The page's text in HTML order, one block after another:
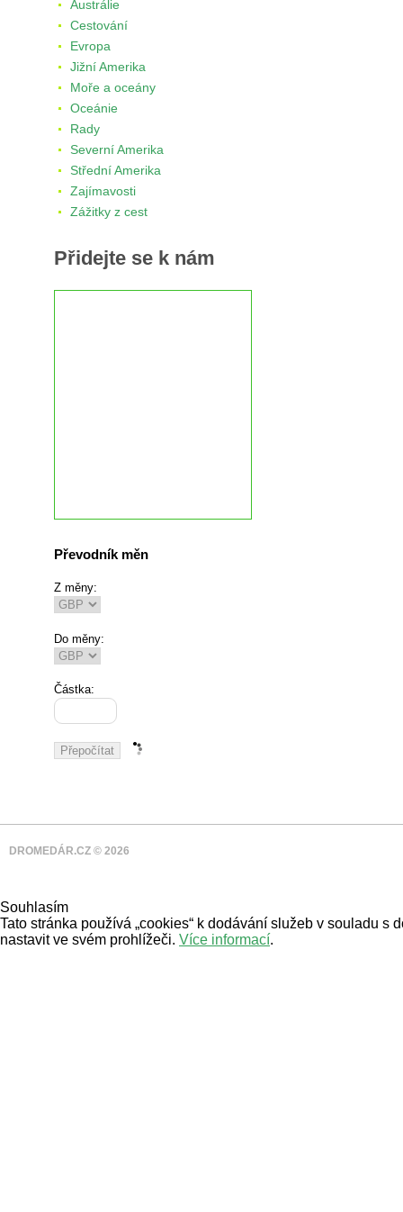
Austrálie
Cestování
Evropa
Jižní Amerika
Moře a oceány
Oceánie
Rady
Severní Amerika
Střední Amerika
Zajímavosti
Zážitky z cest
Přidejte se k nám
Převodník měn
Z měny:
Do měny:
Částka:
DROMEDÁR.CZ © 2026
Souhlasím
Tato stránka používá „cookies“ k dodávání služeb v souladu s
nastavit ve svém prohlížeči. Více informací.